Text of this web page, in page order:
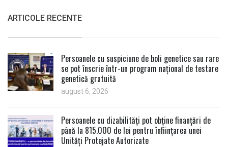
ARTICOLE RECENTE
Persoanele cu suspiciune de boli genetice sau rare
se pot înscrie într-un program național de testare
genetică gratuită
august 6, 2026
Persoanele cu dizabilități pot obține finanțări de
până la 815.000 de lei pentru înființarea unei
Unități Protejate Autorizate